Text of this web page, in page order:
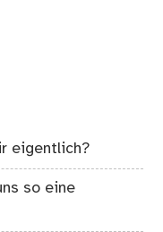
eigentlich?
so eine